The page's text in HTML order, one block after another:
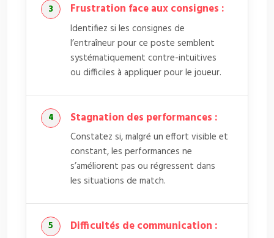
Frustration face aux consignes :
Identifiez si les consignes de
l’entraîneur pour ce poste semblent
systématiquement contre-intuitives
ou difficiles à appliquer pour le joueur.
Stagnation des performances :
Constatez si, malgré un effort visible et
constant, les performances ne
s’améliorent pas ou régressent dans
les situations de match.
Difficultés de communication :